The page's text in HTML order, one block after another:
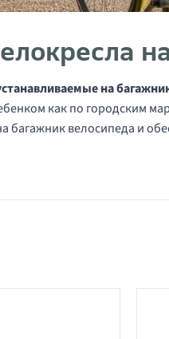
на
как по городским
багажник велосипеда и
Детские